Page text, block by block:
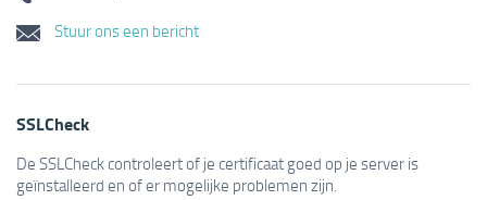
Stuur ons een bericht
SSLCheck
De SSLCheck controleert of je certificaat goed op je server is
geïnstalleerd en of er mogelijke problemen zijn.